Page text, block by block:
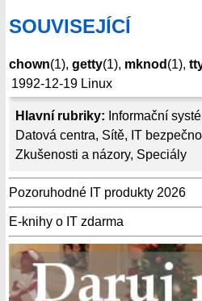
Hlavní rubriky: Informační
Datová centra, Sítě, IT
Zkušenosti a názory, Speciály
Pozoruhodné IT produkty 2026
E-knihy o IT zdarma
SOUVISEJÍCÍ
chown(1), getty(1), mknod (1),
1992-12-19 Linux